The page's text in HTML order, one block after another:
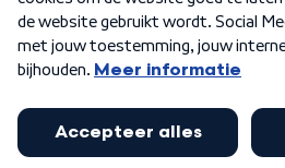
Algemene voorwaarden